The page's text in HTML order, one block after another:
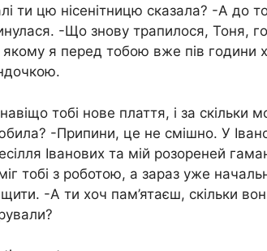
ти цю нісенітницю сказала? -А до
-Що знову трапилося, Тоня,
я перед тобою вже пів години
тобі нове плаття, і за
-Припини, це не смішно. У
Іванових та мій розореней
тобі з роботою, а зараз уже
-А ти хоч пам’ятаєш, скільки